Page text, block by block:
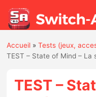
Actualités
Accueil »Tests (jeux,
TEST – State of Mind –
TEST –